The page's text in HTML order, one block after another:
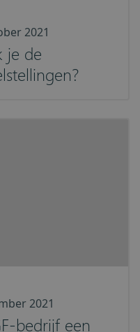
2021
je de
2021
bedrijf een